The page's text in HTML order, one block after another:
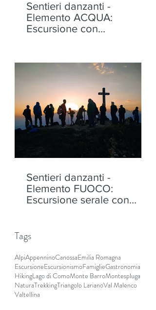
Sentieri danzanti -
Elemento ACQUA:
Escursione con
12 agosto
Sentieri danzanti -
Elemento FUOCO:
Escursione serale con
agosto
Tags
AlpiAppenninoCanossaEmilia Romagna
EscursioneEscursionismoFamiglieGastronomia
HikingLago di ComoMonte BarroMontespluga
NaturaTrekkingTriangolo LarianoVal Malenco
Valtellina